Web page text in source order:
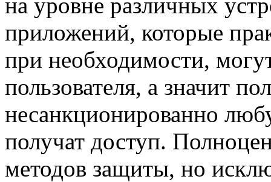
приложений, которые
при необходимости,
пользователя, а значит
несанкционированно
получат доступ.
методов защиты, но